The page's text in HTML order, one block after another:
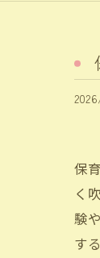
保
く
験
す